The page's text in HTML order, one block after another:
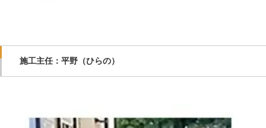
施工主任：平野（ひらの）